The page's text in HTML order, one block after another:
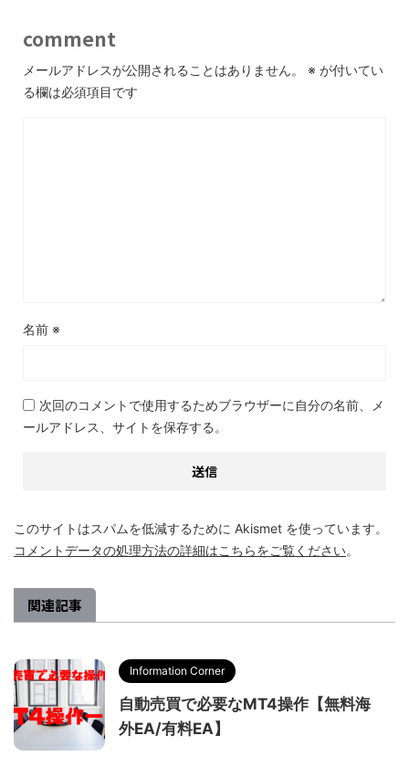
comment
メールアドレスが公開されることはありません。 ※ が付いてい
る欄は必須項目です
名前 ※
次回のコメントで使用するためブラウザーに自分の名前、メ
ールアドレス、サイトを保存する。
このサイトはスパムを低減するために Akismet を使っています。
コメントデータの処理方法の詳細はこちらをご覧ください。
関連記事
Information Corner
自動売買で必要なMT4操作【無料海
外EA/有料EA】